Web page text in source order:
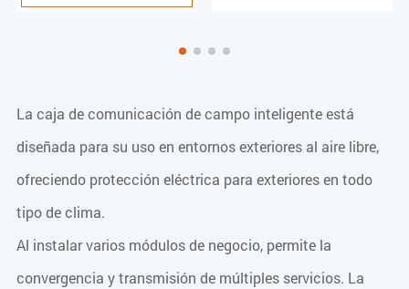
La caja de comunicación de campo inteligente está
diseñada para su uso en entornos exteriores al aire libre,
ofreciendo protección eléctrica para exteriores en todo
tipo de clima.
Al instalar varios módulos de negocio, permite la
convergencia y transmisión de múltiples servicios. La